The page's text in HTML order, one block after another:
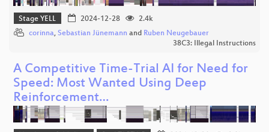
Stage YELL 2024-12-28
2.4k
corinna, Sebastian Jünemann and Ruben Neugebauer
38C3: Illegal Instructions
A Competitive Time-Trial AI for Need for
Speed: Most Wanted Using Deep
Reinforcement…